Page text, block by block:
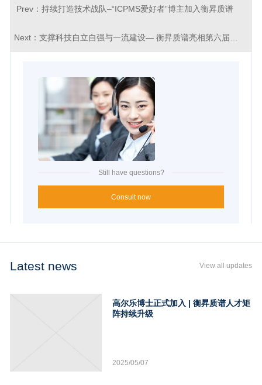
Prev： 持续打造技术战队–“ICPMS爱好者”博主加入衡昇质谱
Next：
Still have questions?
Consult now
Latest news View all updates
高尔乐博士正式加入 | 衡昇质谱人才矩
阵持续升级
2025/05/07